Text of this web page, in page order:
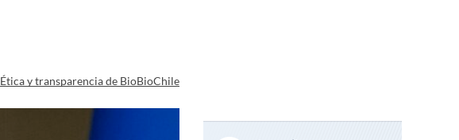
Ética y transparencia de BioBioChile